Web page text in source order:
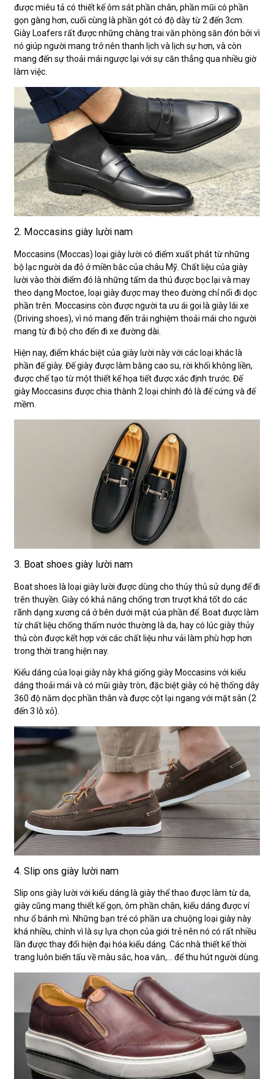
được miêu tả có thiết kế ôm sát phần chân, phần mũi có phần
gọn gàng hơn, cuối cùng là phần gót có độ dày từ 2 đến 3cm.
Giày Loafers rất được những chàng trai văn phòng săn đón bởi vì
nó giúp người mang trở nên thanh lịch và lịch sự hơn, và còn
mang đến sự thoải mái ngược lại với sự căn thẳng qua nhiều giờ
làm việc.
2. Moccasins giày lười nam
Moccasins (Moccas) loại giày lười có điểm xuất phát từ những
bộ lạc người da đỏ ở miền bắc của châu Mỹ. Chất liệu của giày
lười vào thời điểm đó là những tấm da thú được bọc lại và may
theo dạng Moctoe, loại giày được may theo đường chỉ nổi đi dọc
phần trên. Moccasins còn được người ta ưu ái gọi là giày lái xe
(Driving shoes), vì nó mang đến trải nghiệm thoải mái cho người
mang từ đi bộ cho đến đi xe đường dài.
Hiện nay, điểm khác biệt của giày lười này với các loại khác là
phần đế giày. Đế giày được làm bằng cao su, rời khối không liền,
được chế tạo từ một thiết kế họa tiết được xác định trước. Đế
giày Moccasins được chia thành 2 loại chính đó là đế cứng và đế
mềm.
3. Boat shoes giày lười nam
Boat shoes là loại giày lười được dùng cho thủy thủ sử dụng để đi
trên thuyền. Giày có khả năng chống trơn trượt khá tốt do các
rãnh dạng xương cá ở bên dưới mặt của phần đế. Boat được làm
từ chất liệu chống thấm nước thường là da, hay có lúc giày thủy
thủ còn được kết hợp với các chất liệu như vải làm phù hợp hơn
trong thời trang hiện nay.
Kiểu dáng của loại giày này khá giống giày Moccasins với kiểu
dáng thoải mái và có mũi giày tròn, đặc biệt giày có hệ thống dây
360 độ nằm dọc phần thân và được cột lại ngang với mặt sân (2
đến 3 lỗ xỏ).
4. Slip ons giày lười nam
Slip ons giày lười với kiểu dáng là giày thể thao được làm từ da,
giày cũng mang thiết kế gọn, ôm phần chân, kiểu dáng được ví
như ổ bánh mì. Những bạn trẻ có phần ưa chuộng loại giày này
khá nhiều, chính vì là sự lựa chọn của giới trẻ nên nó có rất nhiều
lần được thay đổi hiện đại hóa kiểu dáng. Các nhà thiết kế thời
trang luôn biến tấu về màu sắc, hoa văn,… để thu hút người dùng.